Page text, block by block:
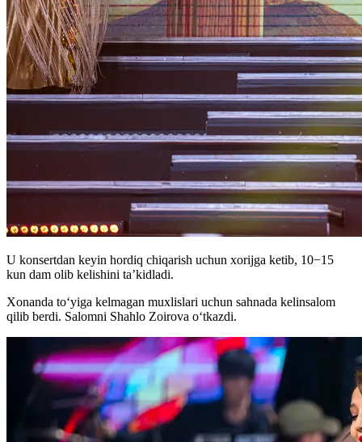
U konsertdan keyin hordiq chiqarish uchun xorijga ketib, 10−15
kun dam olib kelishini ta’kidladi.
Xonanda to‘yiga kelmagan muxlislari uchun sahnada kelinsalom
qilib berdi. Salomni Shahlo Zoirova o‘tkazdi.